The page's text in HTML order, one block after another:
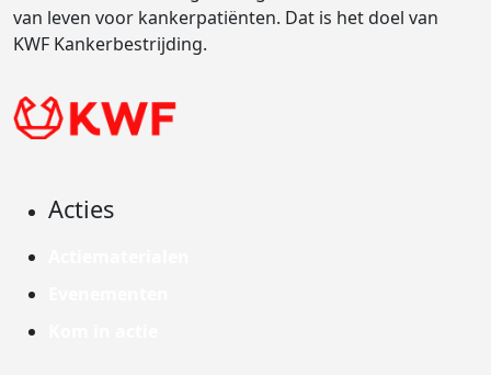
van leven voor kankerpatiënten. Dat is het doel van
KWF Kankerbestrijding.
Acties